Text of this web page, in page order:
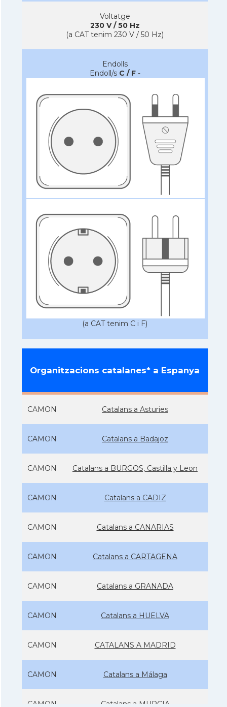
Voltatge
230 V / 50 Hz
(a CAT tenim 230 V / 50 Hz)
Endolls
Endoll/s C / F-
(a CAT tenim C i F)
Organitzacions catalanes* a Espanya
CAMON Catalans a Asturies
CAMON Catalans a Badajoz
CAMON Catalans a BURGOS, Castilla y Leon
CAMON Catalans a CADIZ
CAMON Catalans a CANARIAS
CAMON Catalans a CARTAGENA
CAMON Catalans a GRANADA
CAMON Catalans a HUELVA
CAMON CATALANS A MADRID
CAMON Catalans a Málaga
CAMON Catalans a MURCIA